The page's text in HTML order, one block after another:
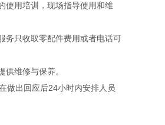
使用培训，现场指导使用和维
务只收取零配件费用或者电话可
维修与保养。
做出回应后24小时内安排人员